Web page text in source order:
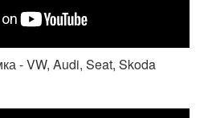
- VW, Audi, Seat, Skoda